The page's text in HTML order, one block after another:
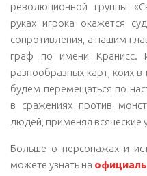
революционной группы
руках игрока окажется
сопротивления, а нашим
граф по имени Кранисс.
разнообразных карт, коих
будем перемещаться по
в сражениях против
людей, применяя всяческие
Больше о персонажах и
можете узнать на